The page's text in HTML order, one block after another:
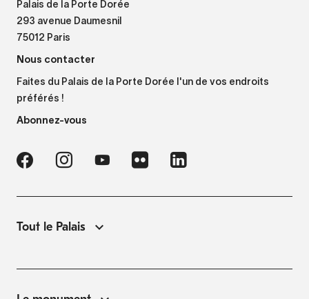
Palais de la Porte Dorée
293 avenue Daumesnil
75012 Paris
Nous contacter
Faites du Palais de la Porte Dorée l'un de vos endroits
préférés !
Abonnez-vous
Tout le Palais